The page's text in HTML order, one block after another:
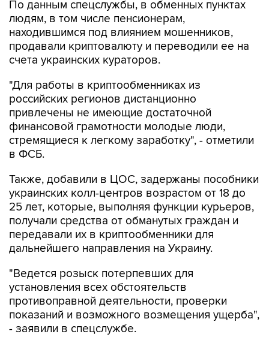
находившимся под влиянием мошенников,
продавали криптовалюту и переводили ее на
счета украинских кураторов.
"Для работы в криптообменниках из
привлечены не имеющие достаточной
финансовой грамотности молодые люди,
стремящиеся к легкому заработку", - отметили
в ФСБ.
Также, добавили в ЦОС, задержаны пособники
25 лет, которые, выполняя функции курьеров,
получали средства от обманутых граждан и
передавали их в криптообменники для
дальнейшего направления на Украину.
"Ведется розыск потерпевших для
противоправной деятельности, проверки
показаний и возможного возмещения ущерба",
- заявили в спецслужбе.
Следственными подразделениями МВД РФ